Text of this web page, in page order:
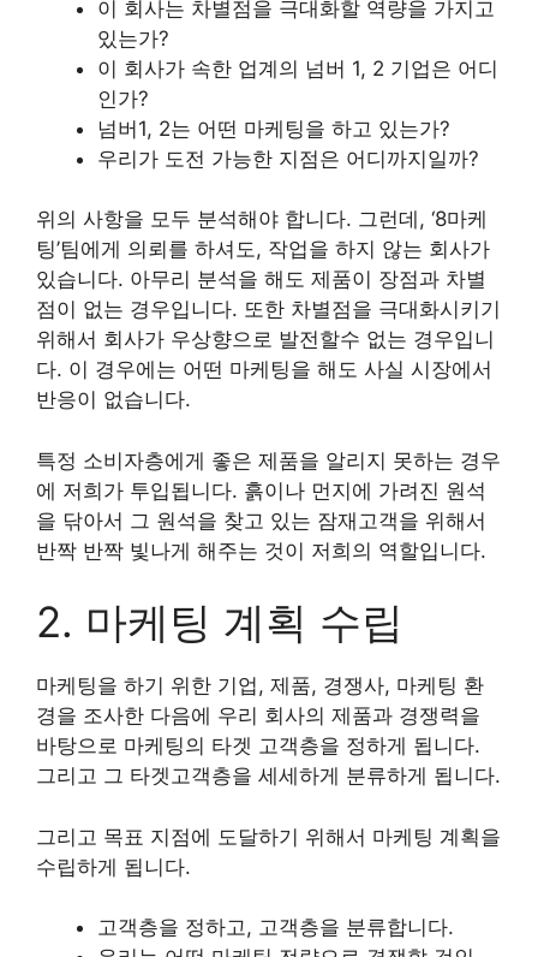
이 회사는 차별점을 극대화할 역량을 가지고
있는가?
이 회사가 속한 업계의 넘버 1, 2 기업은 어디
인가?
넘버1, 2는 어떤 마케팅을 하고 있는가?
우리가 도전 가능한 지점은 어디까지일까?
위의 사항을 모두 분석해야 합니다. 그런데, ‘8마케
팅’팀에게 의뢰를 하셔도, 작업을 하지 않는 회사가
있습니다. 아무리 분석을 해도 제품이 장점과 차별
점이 없는 경우입니다. 또한 차별점을 극대화시키기
위해서 회사가 우상향으로 발전할수 없는 경우입니
다. 이 경우에는 어떤 마케팅을 해도 사실 시장에서
반응이 없습니다.
특정 소비자층에게 좋은 제품을 알리지 못하는 경우
에 저희가 투입됩니다. 흙이나 먼지에 가려진 원석
을 닦아서 그 원석을 찾고 있는 잠재고객을 위해서
반짝 반짝 빛나게 해주는 것이 저희의 역할입니다.
2. 마케팅 계획 수립
마케팅을 하기 위한 기업, 제품, 경쟁사, 마케팅 환
경을 조사한 다음에 우리 회사의 제품과 경쟁력을
바탕으로 마케팅의 타겟 고객층을 정하게 됩니다.
그리고 그 타겟고객층을 세세하게 분류하게 됩니다.
그리고 목표 지점에 도달하기 위해서 마케팅 계획을
수립하게 됩니다.
고객층을 정하고, 고객층을 분류합니다.